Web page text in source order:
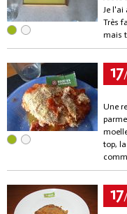
Je l'ai
Très
mais
17
Une
top,
17